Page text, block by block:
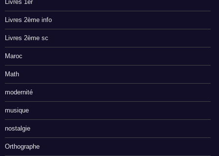
Livres 1er
Livres 2ème info
Livres 2ème sc
Maroc
Math
modernité
musique
nostalgie
Orthographe